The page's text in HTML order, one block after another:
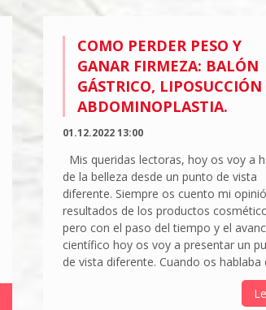
COMO PERDER PESO Y
GANAR FIRMEZA: BALÓN
GÁSTRICO, LIPOSUCCIÓN
ABDOMINOPLASTIA.
01.12.2022 13:00
Mis queridas lectoras, hoy os voy a
de la belleza desde un punto de vista
diferente. Siempre os cuento mi
resultados de los productos
pero con el paso del tiempo y el
científico hoy os voy a presentar un
de vista diferente. Cuando os hablaba